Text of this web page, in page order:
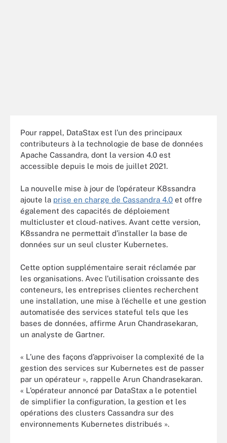
Pour rappel, DataStax est l’un des principaux
contributeurs à la technologie de base de données
Apache Cassandra, dont la version 4.0 est
accessible depuis le mois de juillet 2021.
La nouvelle mise à jour de l’opérateur K8ssandra
ajoute la prise en charge de Cassandra 4.0 et offre
également des capacités de déploiement
multicluster et cloud-natives. Avant cette version,
K8ssandra ne permettait d’installer la base de
données sur un seul cluster Kubernetes.
Cette option supplémentaire serait réclamée par
les organisations. Avec l’utilisation croissante des
conteneurs, les entreprises clientes recherchent
une installation, une mise à l’échelle et une gestion
automatisée des services stateful tels que les
bases de données, affirme Arun Chandrasekaran,
un analyste de Gartner.
« L’une des façons d’apprivoiser la complexité de la
gestion des services sur Kubernetes est de passer
par un opérateur », rappelle Arun Chandrasekaran.
« L’opérateur annoncé par DataStax a le potentiel
de simplifier la configuration, la gestion et les
opérations des clusters Cassandra sur des
environnements Kubernetes distribués ».